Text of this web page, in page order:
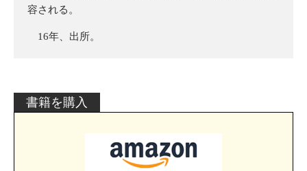
容される。
16年、出所。
書籍を購入